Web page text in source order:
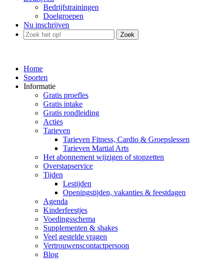
Bedrijfstrainingen
Doelgroepen
Nu inschrijven
Zoek
Home
Sporten
Informatie
Gratis proefles
Gratis intake
Gratis rondleiding
Acties
Tarieven
Tarieven Fitness, Cardio & Groepslessen
Tarieven Martial Arts
Het abonnement wijzigen of stopzetten
Overstapservice
Tijden
Lestijden
Openingstijden, vakanties & feestdagen
Agenda
Kinderfeestjes
Voedingsschema
Supplementen & shakes
Veel gestelde vragen
Vertrouwenscontactpersoon
Blog